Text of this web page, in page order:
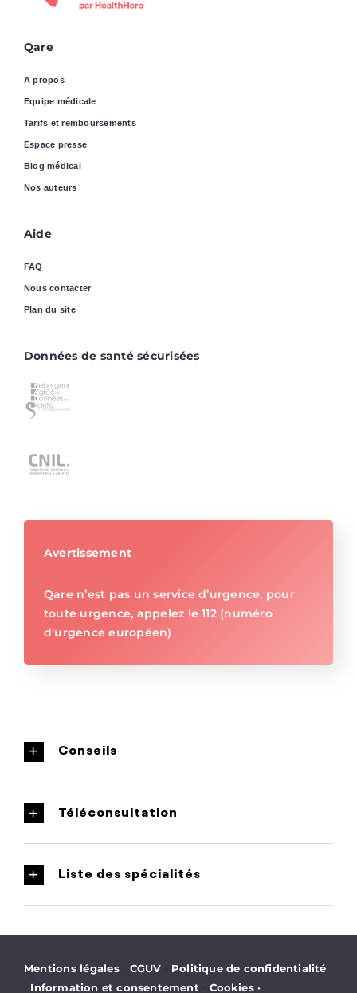
Qare
A propos
Equipe médicale
Tarifs et remboursements
Espace presse
Blog médical
Nos auteurs
Aide
FAQ
Nous contacter
Plan du site
Données de santé sécurisées
Avertissement
Qare n’est pas un service d’urgence, pour
toute urgence, appelez le 112 (numéro
d’urgence européen)
Conseils
Téléconsultation
Liste des spécialités
Mentions légales CGUV Politique de confidentialité
Information et consentement Cookies·